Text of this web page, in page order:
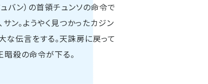
バン）の首領チュンソの命令で
ン。ようやく見つかったカジン
な伝言をする。天誅房に戻って
暗殺の命令が下る。